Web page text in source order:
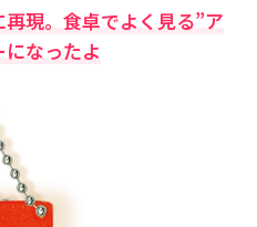
現。食卓でよく見る”ア
なったよ